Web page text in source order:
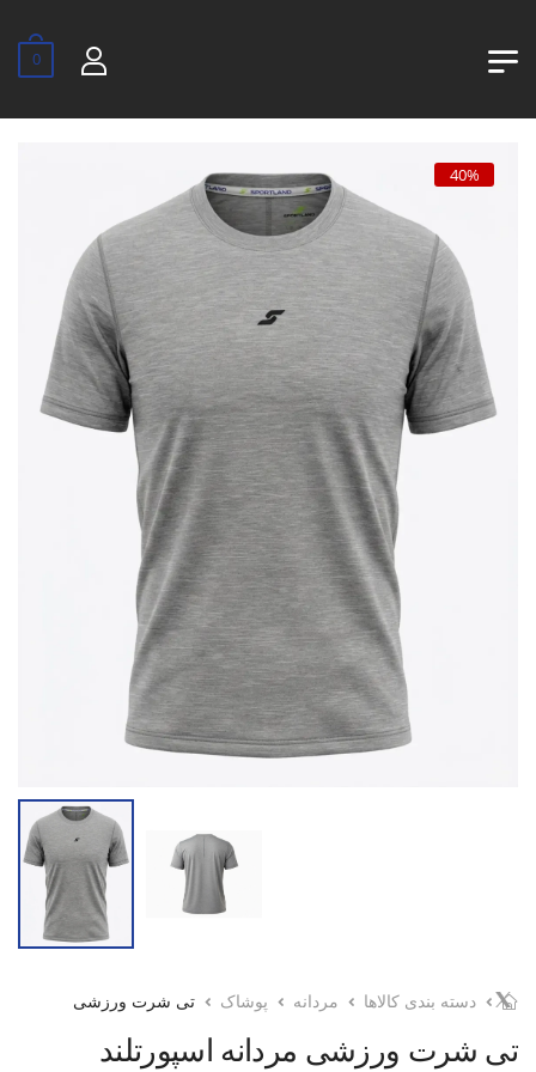
0
40%
دسته بندی کالاها مردانه پوشاک تی شرت ورزشی
تی شرت ورزشی مردانه اسپورتلند